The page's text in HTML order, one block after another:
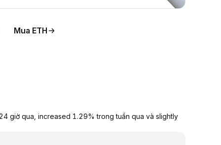
Mua ETH
giờ qua, increased 1.29% trong tuần qua và slightly